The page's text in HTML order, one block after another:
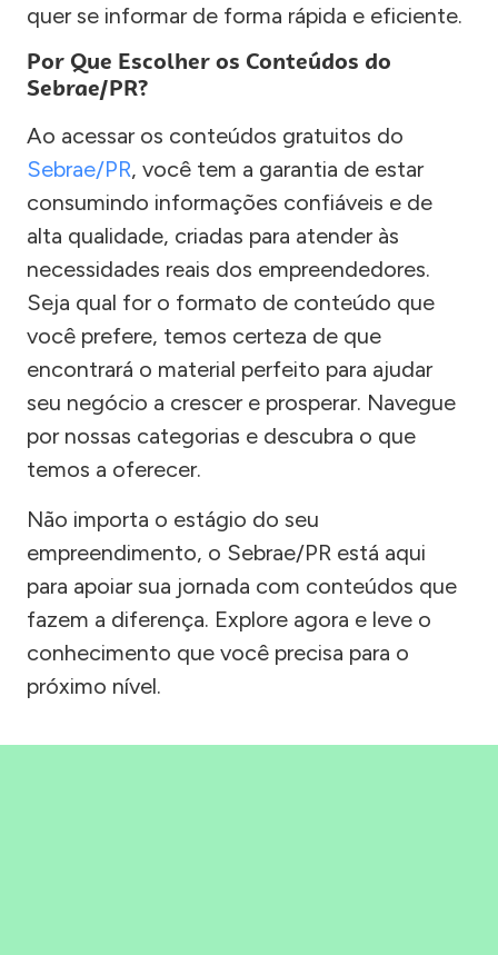
quer se informar de forma rápida e eficiente.
Por Que Escolher os Conteúdos do
Sebrae/PR?
Ao acessar os conteúdos gratuitos do
Sebrae/PR, você tem a garantia de estar
consumindo informações confiáveis e de
alta qualidade, criadas para atender às
necessidades reais dos empreendedores.
Seja qual for o formato de conteúdo que
você prefere, temos certeza de que
encontrará o material perfeito para ajudar
seu negócio a crescer e prosperar. Navegue
por nossas categorias e descubra o que
temos a oferecer.
Não importa o estágio do seu
empreendimento, o Sebrae/PR está aqui
para apoiar sua jornada com conteúdos que
fazem a diferença. Explore agora e leve o
conhecimento que você precisa para o
próximo nível.